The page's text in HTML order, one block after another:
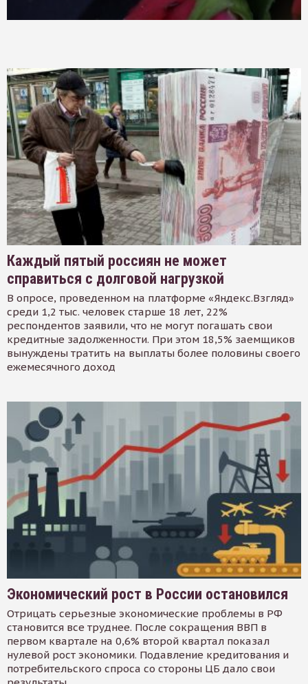
Каждый пятый россиян не может
справиться с долговой нагрузкой
В опросе, проведенном на платформе «Яндекс.Взгляд»
среди 1,2 тыс. человек старше 18 лет, 22%
респондентов заявили, что не могут погашать свои
кредитные задолженности. При этом 18,5% заемщиков
вынуждены тратить на выплаты более половины своего
ежемесячного доход
Экономический рост в России остановился
Отрицать серьезные экономические проблемы в РФ
становится все труднее. После сокращения ВВП в
первом квартале на 0,6% второй квартал показал
нулевой рост экономики. Подавление кредитования и
потребительского спроса со стороны ЦБ дало свои